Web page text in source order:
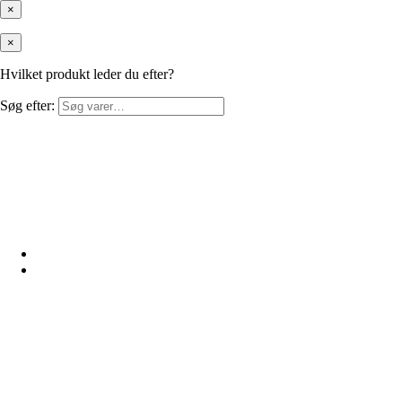
×
×
Hvilket produkt leder du efter?
Søg efter: